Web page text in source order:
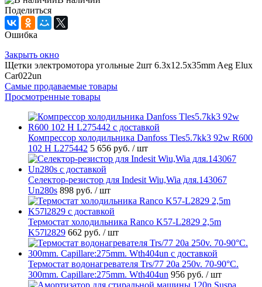
Поделиться
Ошибка
Закрыть окно
Щетки электромотора угольные 2шт 6.3x12.5x35mm Aeg Elux
Car022un
Самые продаваемые товары
Просмотренные товары
Компрессор холодильника Danfoss Tles5.7kk3 92w R600
102 H L275442 5 656 руб. / шт
Селектор-резистор для Indesit Wiu,Wia для.143067
Un280s 898 руб. / шт
Термостат холодильника Ranco K57-L2829 2,5m
K57l2829 662 руб. / шт
Термостат водонагревателя Trs/77 20a 250v. 70-90°C.
300mm. Capillare:275mm. Wth404un 956 руб. / шт